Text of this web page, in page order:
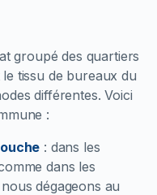
groupé des quartiers
tissu de bureaux du
différentes. Voici
:
: dans les
dans les
dégageons au